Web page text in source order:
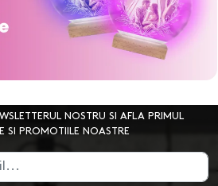
NOSTRU SI AFLA PRIMUL
SI PROMOTIILE NOASTRE